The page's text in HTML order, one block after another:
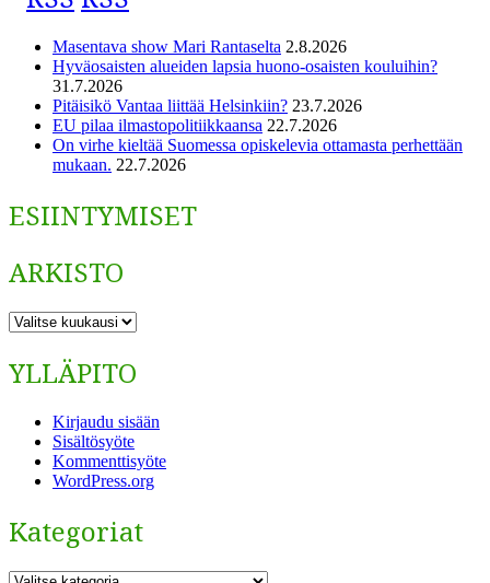
Masentava show Mari Rantaselta 2.8.2026
Hyväosaisten alueiden lapsia huono-osaisten kouluihin?
31.7.2026
Pitäisikö Vantaa liittää Helsinkiin? 23.7.2026
EU pilaa ilmastopolitiikkaansa 22.7.2026
On virhe kieltää Suomessa opiskelevia ottamasta perhettään
mukaan. 22.7.2026
ESIINTYMISET
ARKISTO
ARKISTO
YLLÄPITO
Kirjaudu sisään
Sisältösyöte
Kommenttisyöte
WordPress.org
Kategoriat
Kategoriat